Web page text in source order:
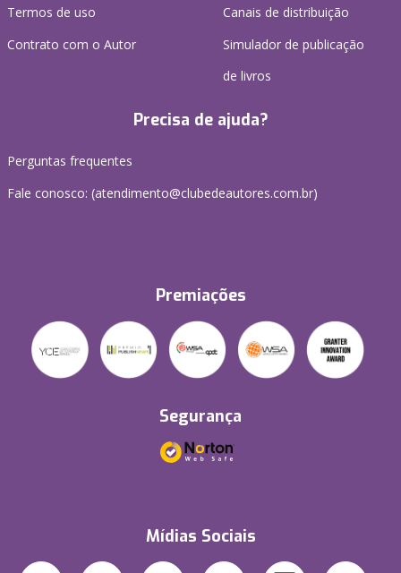
Termos de uso
Contrato com o Autor
Canais de distribuição
Simulador de publicação
de livros
Precisa de ajuda?
Perguntas frequentes
Fale conosco: (atendimento@clubedeautores.com.br)
Premiações
Segurança
Mídias Sociais